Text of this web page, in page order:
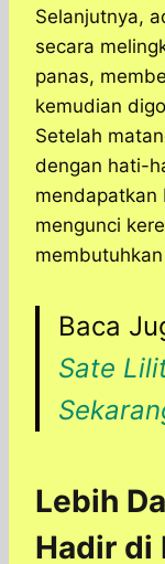
Selanjutnya,
secara
panas,
kemudian
Setelah
dengan hati-
mendapatkan
mengunci
Baca
Sate
Lebih
Hadir di